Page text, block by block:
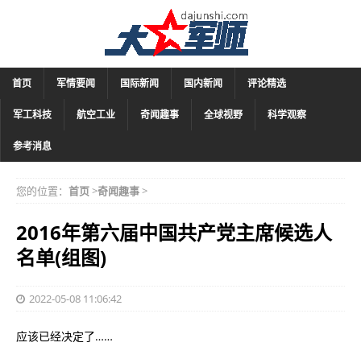
首页 军情要闻 国际新闻 国内新闻 评论精选
军工科技 航空工业 奇闻趣事 全球视野 科学观察
参考消息
您的位置： 首页>奇闻趣事>
2016年第六届中国共产党主席候选人
名单(组图)
2022-05-08 11:06:42
应该已经决定了……